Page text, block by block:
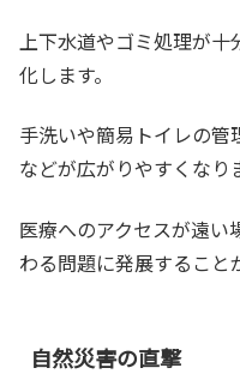
上下水道やゴミ処理が十
化します。
手洗いや簡易トイレの管
などが広がりやすくなり
医療へのアクセスが遠い
わる問題に発展すること
自然災害の直撃